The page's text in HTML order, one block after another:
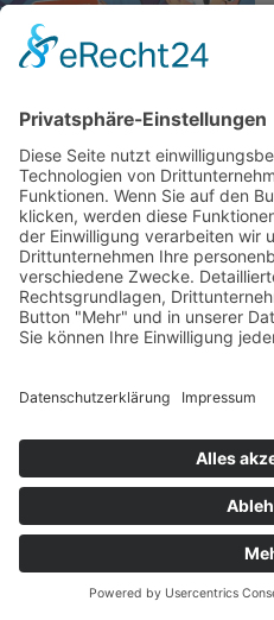
der Welt – Helden und
Legenden
Die Traumgänger